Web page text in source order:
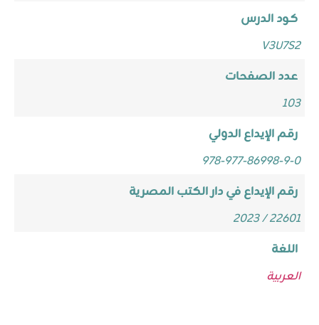
كود الدرس
V3U7S2
عدد الصفحات
103
رقم الإيداع الدولي
978-977-86998-9-0
رقم الإيداع في دار الكتب المصرية
22601 / 2023
اللغة
العربية